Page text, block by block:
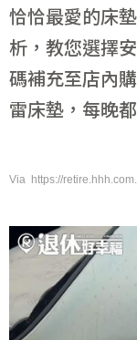
恰恰最愛的床
析，教您選擇
碼補充至店內
雷床墊，每晚
Via https://